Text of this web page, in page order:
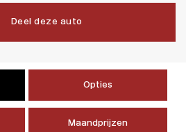
Deel deze auto
Opties
Maandprijzen